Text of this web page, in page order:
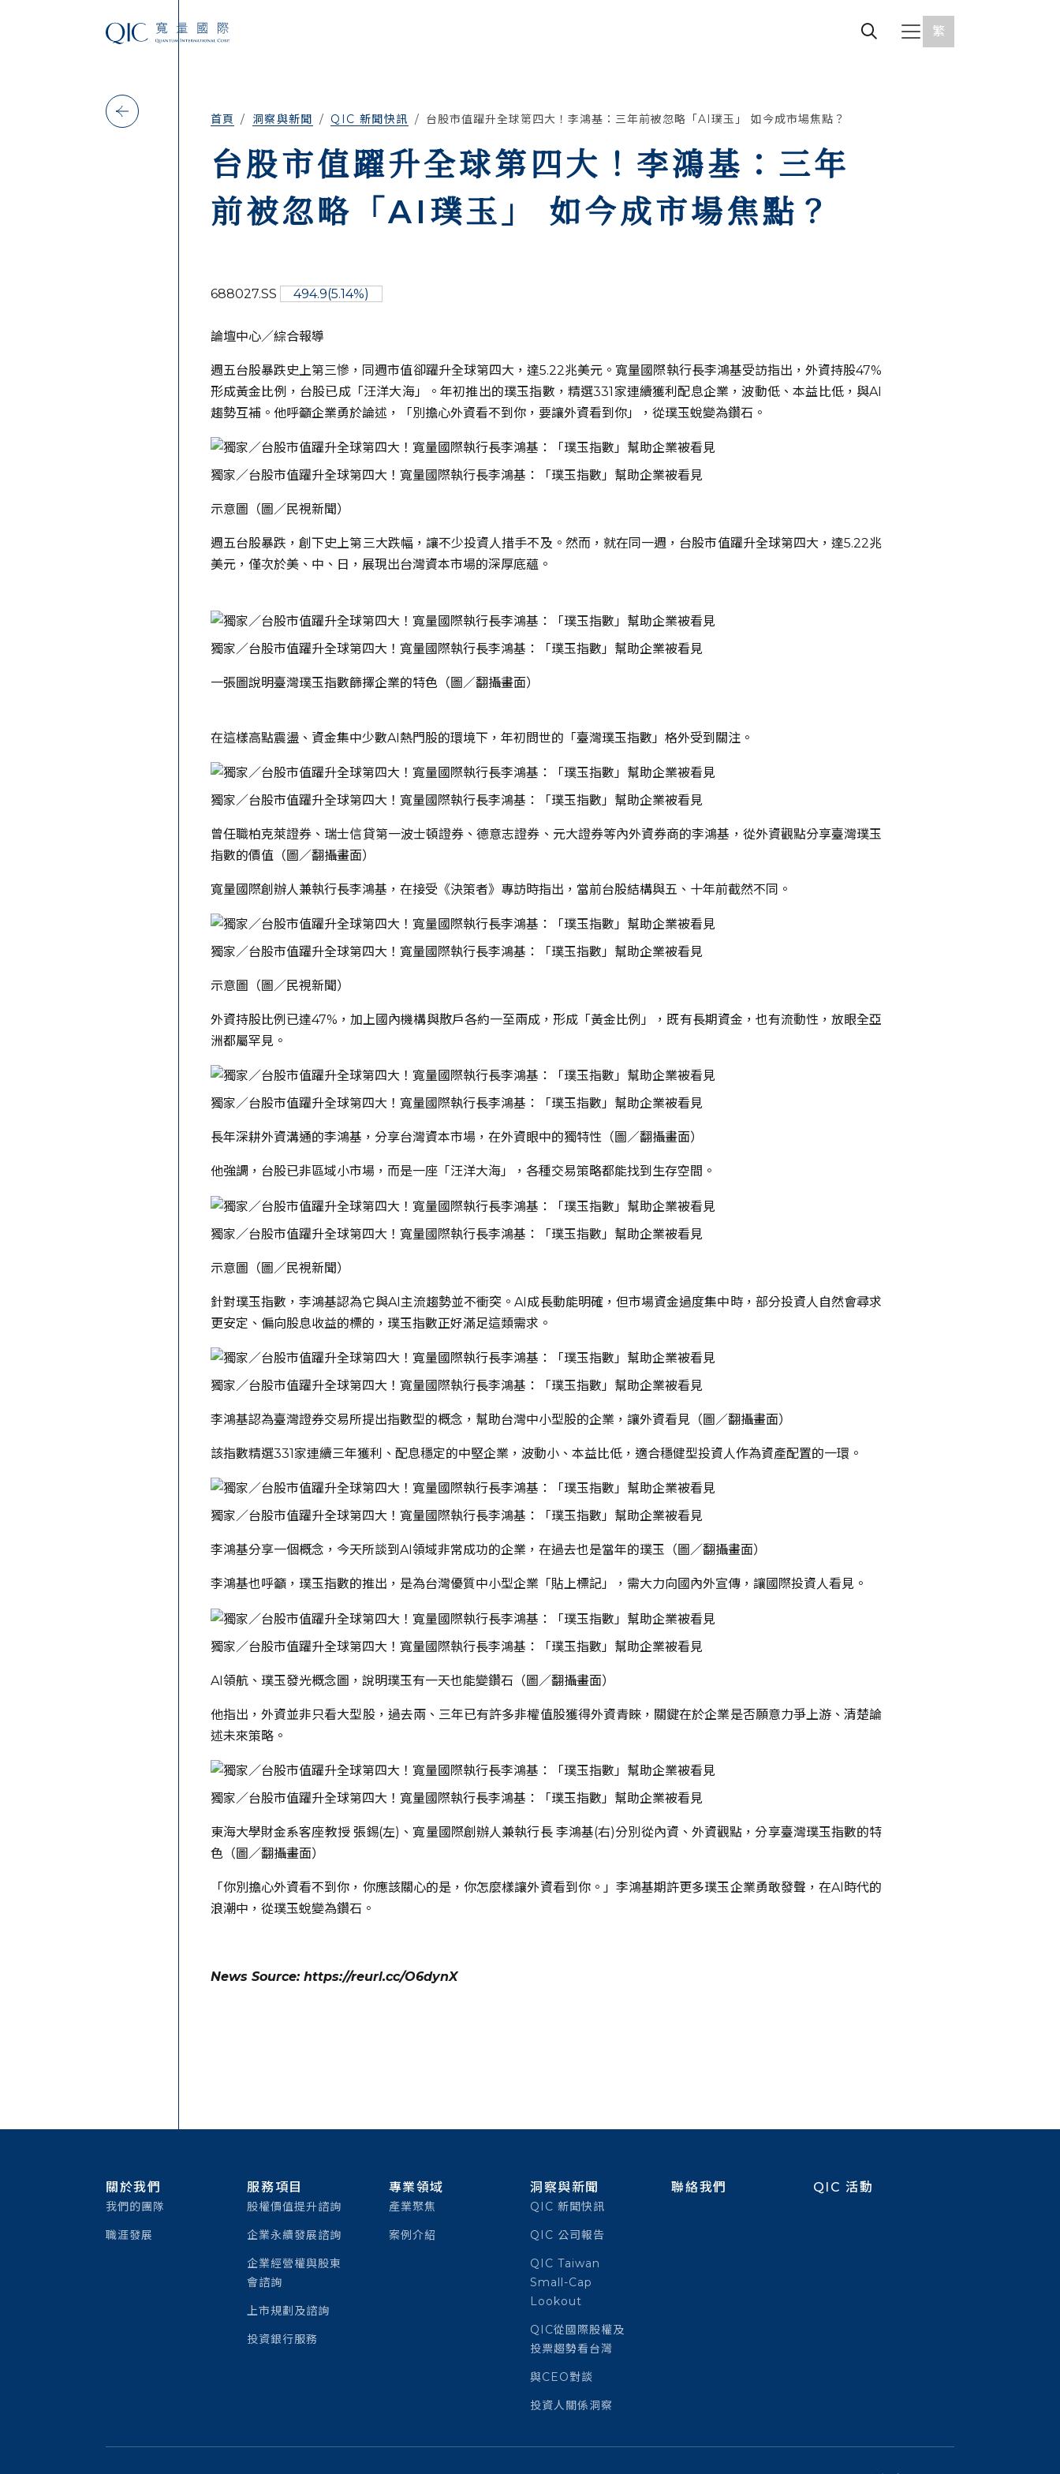
繁
首頁 洞察與新聞 QIC 新聞快訊 台股市值躍升全球第四大！李鴻基：三年前被忽略「AI璞玉」 如今成市場焦點？
台股市值躍升全球第四大！李鴻基：三年
前被忽略「AI璞玉」 如今成市場焦點？
688027.SS 494.9(5.14%)
論壇中心／綜合報導
週五台股暴跌史上第三慘，同週市值卻躍升全球第四大，達5.22兆美元。寬量國際執行長李鴻基受訪指出，外資持股47%
形成黃金比例，台股已成「汪洋大海」。年初推出的璞玉指數，精選331家連續獲利配息企業，波動低、本益比低，與AI
趨勢互補。他呼籲企業勇於論述，「別擔心外資看不到你，要讓外資看到你」，從璞玉蛻變為鑽石。
獨家／台股市值躍升全球第四大！寬量國際執行長李鴻基：「璞玉指數」幫助企業被看見
示意圖（圖／民視新聞）
週五台股暴跌，創下史上第三大跌幅，讓不少投資人措手不及。然而，就在同一週，台股市值躍升全球第四大，達5.22兆
美元，僅次於美、中、日，展現出台灣資本市場的深厚底蘊。
獨家／台股市值躍升全球第四大！寬量國際執行長李鴻基：「璞玉指數」幫助企業被看見
一張圖說明臺灣璞玉指數篩擇企業的特色（圖／翻攝畫面）
在這樣高點震盪、資金集中少數AI熱門股的環境下，年初問世的「臺灣璞玉指數」格外受到關注。
獨家／台股市值躍升全球第四大！寬量國際執行長李鴻基：「璞玉指數」幫助企業被看見
曾任職柏克萊證券、瑞士信貸第一波士頓證券、德意志證券、元大證券等內外資券商的李鴻基，從外資觀點分享臺灣璞玉
指數的價值（圖／翻攝畫面）
寬量國際創辦人兼執行長李鴻基，在接受《決策者》專訪時指出，當前台股結構與五、十年前截然不同。
獨家／台股市值躍升全球第四大！寬量國際執行長李鴻基：「璞玉指數」幫助企業被看見
示意圖（圖／民視新聞）
外資持股比例已達47%，加上國內機構與散戶各約一至兩成，形成「黃金比例」，既有長期資金，也有流動性，放眼全亞
洲都屬罕見。
獨家／台股市值躍升全球第四大！寬量國際執行長李鴻基：「璞玉指數」幫助企業被看見
長年深耕外資溝通的李鴻基，分享台灣資本市場，在外資眼中的獨特性（圖／翻攝畫面）
他強調，台股已非區域小市場，而是一座「汪洋大海」，各種交易策略都能找到生存空間。
獨家／台股市值躍升全球第四大！寬量國際執行長李鴻基：「璞玉指數」幫助企業被看見
示意圖（圖／民視新聞）
針對璞玉指數，李鴻基認為它與AI主流趨勢並不衝突。AI成長動能明確，但市場資金過度集中時，部分投資人自然會尋求
更安定、偏向股息收益的標的，璞玉指數正好滿足這類需求。
獨家／台股市值躍升全球第四大！寬量國際執行長李鴻基：「璞玉指數」幫助企業被看見
李鴻基認為臺灣證券交易所提出指數型的概念，幫助台灣中小型股的企業，讓外資看見（圖／翻攝畫面）
該指數精選331家連續三年獲利、配息穩定的中堅企業，波動小、本益比低，適合穩健型投資人作為資產配置的一環。
獨家／台股市值躍升全球第四大！寬量國際執行長李鴻基：「璞玉指數」幫助企業被看見
李鴻基分享一個概念，今天所談到AI領域非常成功的企業，在過去也是當年的璞玉（圖／翻攝畫面）
李鴻基也呼籲，璞玉指數的推出，是為台灣優質中小型企業「貼上標記」，需大力向國內外宣傳，讓國際投資人看見。
獨家／台股市值躍升全球第四大！寬量國際執行長李鴻基：「璞玉指數」幫助企業被看見
AI領航、璞玉發光概念圖，說明璞玉有一天也能變鑽石（圖／翻攝畫面）
他指出，外資並非只看大型股，過去兩、三年已有許多非權值股獲得外資青睞，關鍵在於企業是否願意力爭上游、清楚論
述未來策略。
獨家／台股市值躍升全球第四大！寬量國際執行長李鴻基：「璞玉指數」幫助企業被看見
東海大學財金系客座教授 張錫(左)、寬量國際創辦人兼執行長 李鴻基(右)分別從內資、外資觀點，分享臺灣璞玉指數的特
色（圖／翻攝畫面）
「你別擔心外資看不到你，你應該關心的是，你怎麼樣讓外資看到你。」李鴻基期許更多璞玉企業勇敢發聲，在AI時代的
浪潮中，從璞玉蛻變為鑽石。
News Source: https://reurl.cc/O6dynX
關於我們
我們的團隊
職涯發展
服務項目
股權價值提升諮詢
企業永續發展諮詢
企業經營權與股東
會諮詢
上市規劃及諮詢
投資銀行服務
專業領域
產業聚焦
案例介紹
洞察與新聞
QIC 新聞快訊
QIC 公司報告
QIC Taiwan
Small-Cap
Lookout
QIC從國際股權及
投票趨勢看台灣
與CEO對談
投資人關係洞察
聯絡我們 QIC 活動